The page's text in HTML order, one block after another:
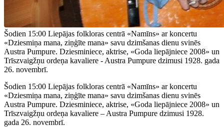
Šodien 15:00 Liepājas folkloras centrā «Namīns» ar koncertu
«Dziesmiņa mana, ziņģīte mana» savu dzimšanas dienu svinēs
Austra Pumpure. Dziesminiece, aktrise, «Goda liepājniece 2008» un
Trīszvaigžņu ordeņa kavaliere - Austra Pumpure dzimusi 1928. gada
26. novembrī.
Šodien 15:00 Liepājas folkloras centrā «Namīns» ar koncertu
«Dziesmiņa mana, ziņģīte mana» savu dzimšanas dienu svinēs
Austra Pumpure. Dziesminiece, aktrise, «Goda liepājniece 2008» un
Trīszvaigžņu ordeņa kavaliere – Austra Pumpure dzimusi 1928.
gada 26. novembrī.